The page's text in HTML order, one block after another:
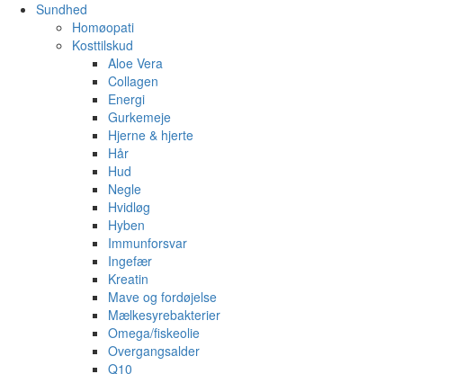
Sundhed
Homøopati
Kosttilskud
Aloe Vera
Collagen
Energi
Gurkemeje
Hjerne & hjerte
Hår
Hud
Negle
Hvidløg
Hyben
Immunforsvar
Ingefær
Kreatin
Mave og fordøjelse
Mælkesyrebakterier
Omega/fiskeolie
Overgangsalder
Q10